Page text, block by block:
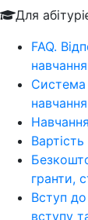
Для
FAQ.
Система
гранти,
Вступ
вступу